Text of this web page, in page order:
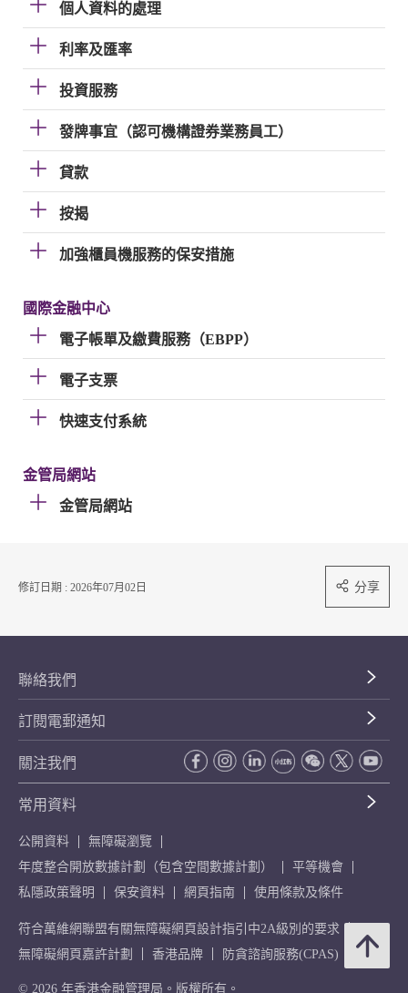
個人資料的處理
利率及匯率
投資服務
發牌事宜（認可機構證券業務員工）
貸款
按揭
加強櫃員機服務的保安措施
國際金融中心
電子帳單及繳費服務（EBPP）
電子支票
快速支付系統
金管局網站
金管局網站
修訂日期 : 2026年07月02日 分享
聯絡我們
訂閱電郵通知
關注我們
常用資料
公開資料
無障礙瀏覽
年度整合開放數據計劃（包含空間數據計劃）
平等機會
私隱政策聲明
保安資料 網頁指南 使用條款及條件
符合萬維網聯盟有關無障礙網頁設計指引中2A級別的要求
無障礙網頁嘉許計劃
香港品牌 防貪諮詢服務(CPAS)
© 2026 年香港金融管理局。版權所有。